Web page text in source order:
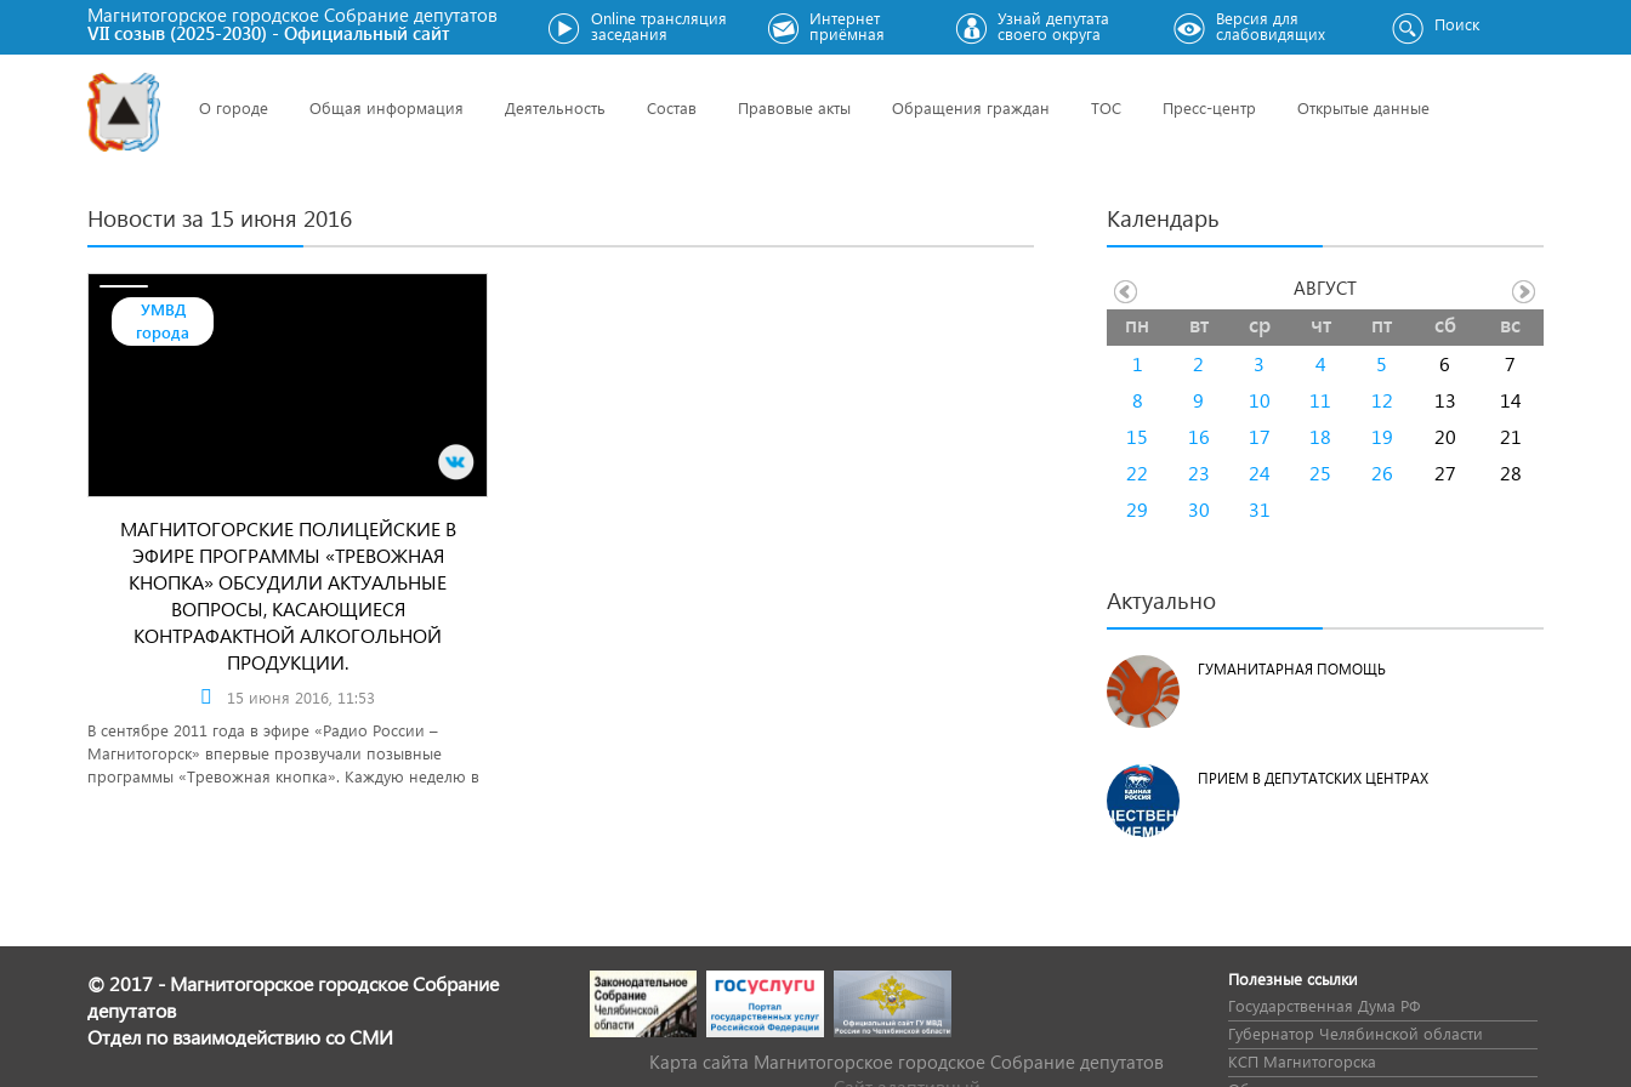
Магнитогорское городское Cобрание депутатов
VII созыв (2025-2030) - Официальный сайт
Online трансляция
заседания
Интернет
приёмная
Узнай депутата
своего округа
Версия для
слабовидящих Поиск
О городе Общая информация Деятельность Состав Правовые акты Обращения граждан ТОС Пресс-центр Открытые данные
Новости за 15 июня 2016
УМВД
города
МАГНИТОГОРСКИЕ ПОЛИЦЕЙСКИЕ В
ЭФИРЕ ПРОГРАММЫ «ТРЕВОЖНАЯ
КНОПКА» ОБСУДИЛИ АКТУАЛЬНЫЕ
ВОПРОСЫ, КАСАЮЩИЕСЯ
КОНТРАФАКТНОЙ АЛКОГОЛЬНОЙ
ПРОДУКЦИИ.
15 июня 2016, 11:53
В сентябре 2011 года в эфире «Радио России –
Магнитогорск» впервые прозвучали позывные
программы «Тревожная кнопка». Каждую неделю в
заместитель начальника полиции (по оперативной
работе) Управления МВД России по городу
Магнитогорску подполковник полиции Кирилл
Черепенькин, который в прямом эфире обсудил с
Календарь
пн вт ср чт пт сб вс
1 2 3 4 5 6
7
8
9 10 11 12 13
14
15
16 17 18 19 20
21
22
23 24 25 26 27
28
29
30 31
АВГУСТ
Актуально
ГУМАНИТАРНАЯ ПОМОЩЬ
ПРИЕМ В ДЕПУТАТСКИХ ЦЕНТРАХ
© 2017 - Магнитогорское городское Собрание
депутатов
Отдел по взаимодействию со СМИ
Карта сайта Магнитогорское городское Cобрание депутатов
Полезные ссылки
Государственная Дума РФ
Губернатор Челябинской области
КСП Магнитогорска